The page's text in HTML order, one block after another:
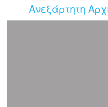
Ανεξάρτητη